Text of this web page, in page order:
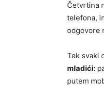
Četvrtina
telefona,
odgovore
Tek svaki
mladići:
putem